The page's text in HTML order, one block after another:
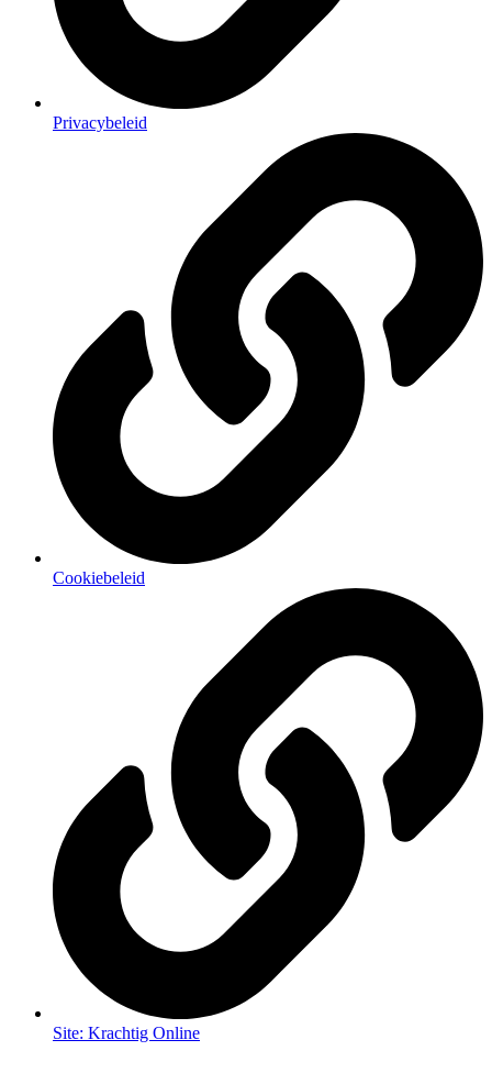
Privacybeleid
Cookiebeleid
Site: Krachtig Online